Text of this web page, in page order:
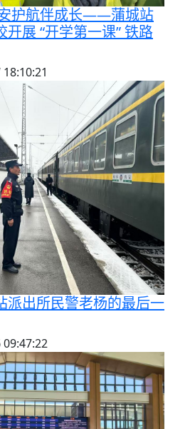
护航伴成长——蒲城站
展 “开学第一课” 铁路
派出所民警老杨的最后一
09:47:22